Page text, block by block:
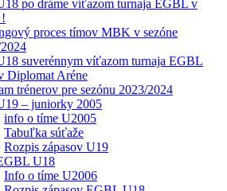
po dráme víťazom turnaja EGBL v
proces tímov MBK v sezóne
suverénnym víťazom turnaja EGBL
Diplomat Aréne
trénerov pre sezónu 2023/2024
– juniorky 2005
info o tíme U2005
Tabuľka súťaže
Rozpis zápasov U19
U18
Info o tíme U2006